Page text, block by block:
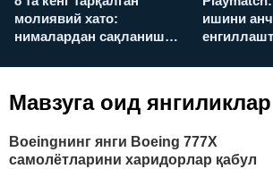
молиявий хато:
нималардан сақланиш
ишини
Мавзуга оид янгиликлар
Boeingнинг янги Boeing 777X
самолётларини харидорлар қабул